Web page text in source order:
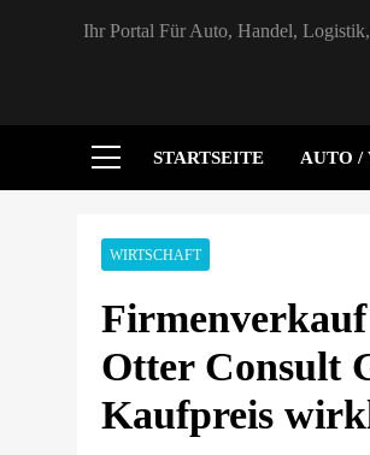
Ihr Portal Für Auto, Handel,
STARTSEITE AUTO /
WIRTSCHAFT
Otter Consult
Kaufpreis